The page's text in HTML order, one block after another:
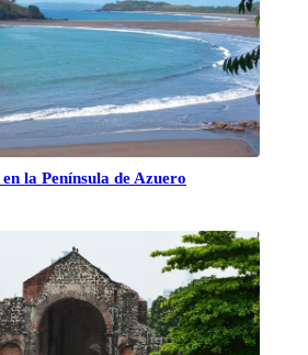
la Península de Azuero